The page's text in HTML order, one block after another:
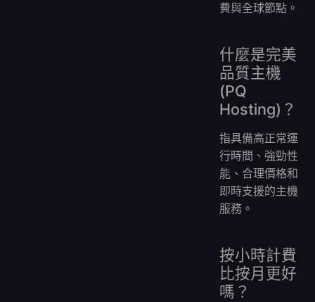
費與全球節點。
什麼是完美
品質主機
(PQ
Hosting)？
指具備高正常運
行時間、強勁性
能、合理價格和
即時支援的主機
服務。
按小時計費
比按月更好
嗎？